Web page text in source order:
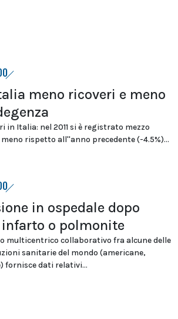
meno ricoveri e meno
in Italia: nel 2011 si è registrato mezzo
rispetto all''anno precedente (-4.5%)...
in ospedale dopo
infarto o polmonite
multicentrico collaborativo fra alcune delle
sanitarie del mondo (americane,
fornisce dati relativi...